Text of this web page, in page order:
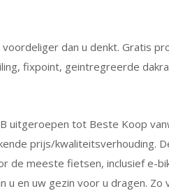
dan u denkt. Gratis
fixpoint, geintregreerde
uitgeroepen tot Beste Koop
prijs/kwaliteitsverhouding.
de meeste fietsen, inclusief e-
u en uw gezin voor u dragen.